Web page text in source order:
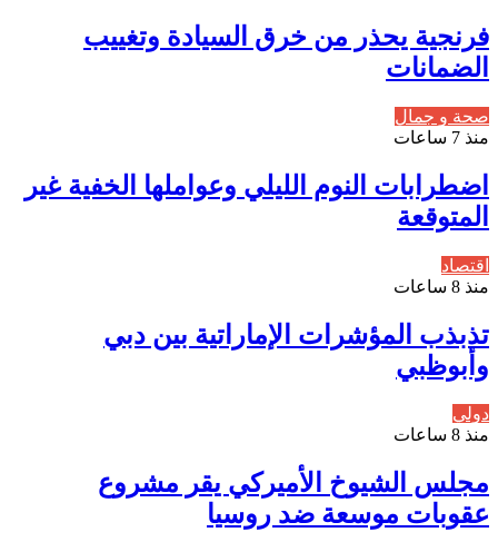
فرنجية يحذر من خرق السيادة وتغييب
الضمانات
صحة و جمال
منذ 7 ساعات
اضطرابات النوم الليلي وعواملها الخفية غير
المتوقعة
اقتصاد
منذ 8 ساعات
تذبذب المؤشرات الإماراتية بين دبي
وأبوظبي
دولي
منذ 8 ساعات
مجلس الشيوخ الأميركي يقر مشروع
عقوبات موسعة ضد روسيا